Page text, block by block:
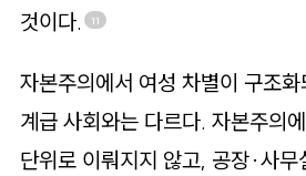
것이다.
11
자본주의에서 여성 차별이 구조
계급 사회와는 다르다. 자본주의
단위로 이뤄지지 않고, 공장·사무